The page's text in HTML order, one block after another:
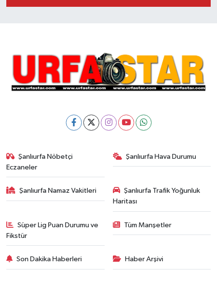
Şanlıurfa Nöbetçi
Eczaneler
Şanlıurfa Hava Durumu
Şanlıurfa Namaz Vakitleri
Şanlıurfa Trafik Yoğunluk
Haritası
Süper Lig Puan Durumu ve
Fikstür
Tüm Manşetler
Son Dakika Haberleri Haber Arşivi